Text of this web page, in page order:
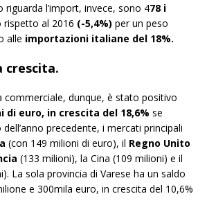
riguarda l’import, invece, sono 478 i
rispetto al 2016 (-5,4%) per un peso
alle importazioni italiane del 18%.
crescita.
commerciale, dunque, è stato positivo
di euro, in crescita del 18,6% se
precedente, i mercati principali
(con 149 milioni di euro), il Regno Unito
(133 milioni), la Cina (109 milioni) e il
La sola provincia di Varese ha un saldo
e 300mila euro, in crescita del 10,6%